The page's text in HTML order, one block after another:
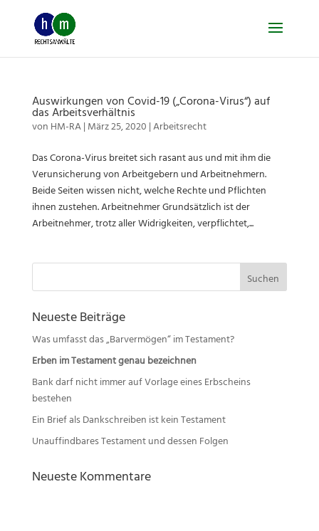
content
Auswirkungen von Covid-19 („Corona-Virus“) auf
das Arbeitsverhältnis
vonHM-RA|März 25, 2020|Arbeitsrecht
Das Corona-Virus breitet sich rasant aus und mit ihm die
Verunsicherung von Arbeitgebern und Arbeitnehmern.
Beide Seiten wissen nicht, welche Rechte und Pflichten
ihnen zustehen. Arbeitnehmer Grundsätzlich ist der
Arbeitnehmer, trotz aller Widrigkeiten, verpflichtet,...
Suchen
Neueste Beiträge
Was umfasst das „Barvermögen“ im Testament?
Erben im Testament genau bezeichnen
Bank darf nicht immer auf Vorlage eines Erbscheins
bestehen
Ein Brief als Dankschreiben ist kein Testament
Unauffindbares Testament und dessen Folgen
Neueste Kommentare